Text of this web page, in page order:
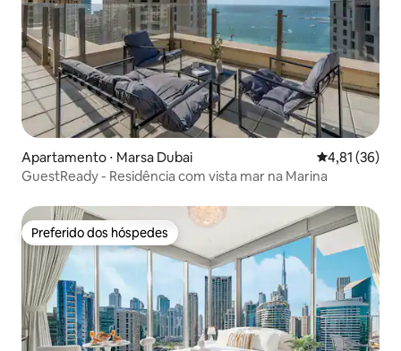
Apartamento ⋅ Marsa Dubai 4,81 de uma
4,81 (36)
GuestReady - Residência com vista mar na Marina
Preferido dos hóspedes
Preferido dos hóspedes